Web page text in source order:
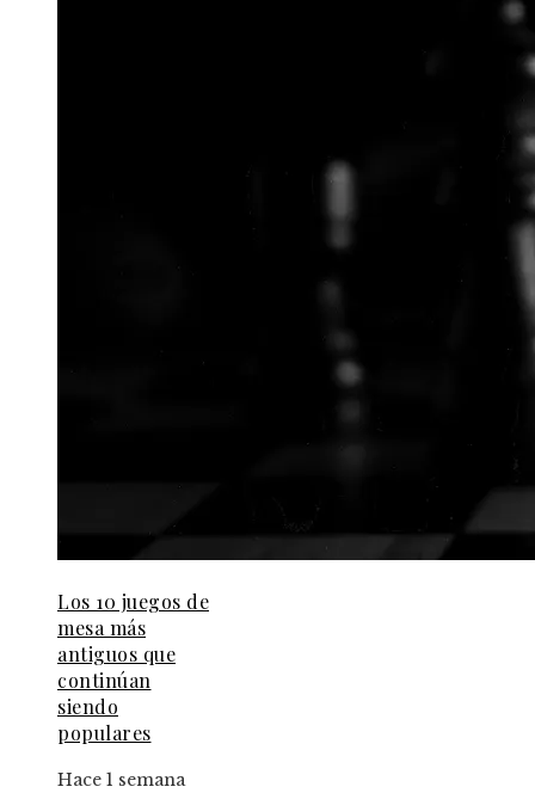
Los 10 juegos de
mesa más
antiguos que
continúan
siendo
populares
Hace 1 semana